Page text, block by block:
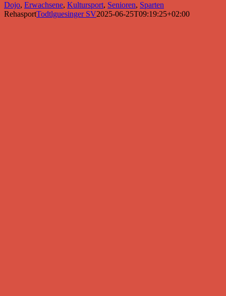
Dojo, Erwachsene, Kultursport, Senioren, Sparten
RehasportTodtlguesinger SV2025-06-25T09:19:25+02:00